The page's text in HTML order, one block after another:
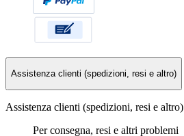
Assistenza clienti (spedizioni, resi e altro)
Assistenza clienti (spedizioni, resi e altro)
Per consegna, resi e altri problemi